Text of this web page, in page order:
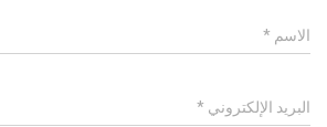
الاسم *
البريد الإلكتروني *